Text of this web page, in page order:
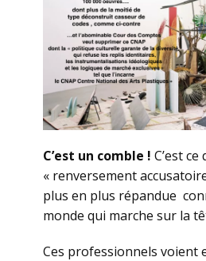
C’est un comble ! C’est
« renversement
plus en plus répandue
monde qui marche sur la
Ces professionnels voient